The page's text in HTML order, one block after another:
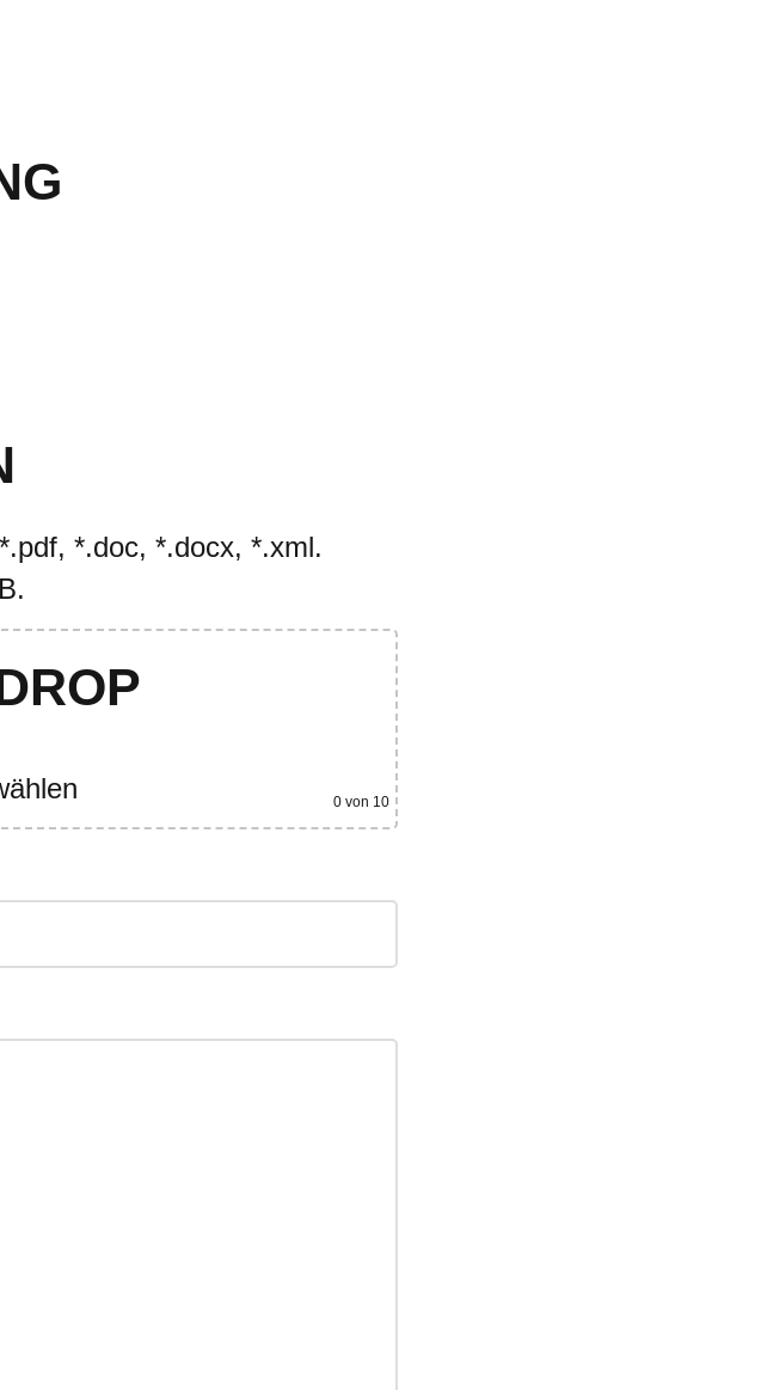
*.doc, *.docx, *.xml.
0 von 10